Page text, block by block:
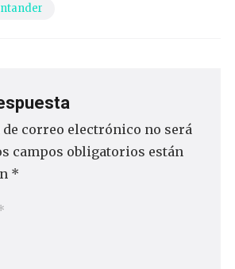
correo electrónico no será
campos obligatorios están
*